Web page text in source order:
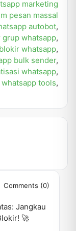
Comments (0)
Jangkau
🚀
marketing
pesan massal
autobot,
grup whatsapp,
whatsapp,
bulk sender,
whatsapp,
whatsapp tools,